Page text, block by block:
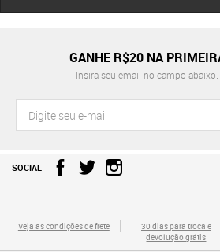
GANHE R$20 NA
Insira seu email no campo abaixo.
SOCIAL
Veja as condições de frete
30 dias para troca e
devolução grátis